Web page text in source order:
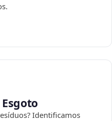
Identificamos